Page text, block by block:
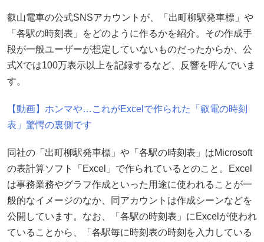
叡山電車の公式SNSアカウントが、「出町柳駅発車標」や
「各駅の時刻表」をどのように作るかを紹介。その作成手
段が一般ユーザーが想定していないものだったからか、公
式Xでは100万表示以上を記録するなど、反響を呼んでいま
す。
【動画】ホンマや…これがExcelで作られた「叡電の時刻
表」驚愕の裏側です
同社の「出町柳駅発車標」や「各駅の時刻表」はMicrosoft
の表計算ソフト「Excel」で作られているとのこと。Excel
は事務業務やグラフ作成といった用途に使われることが一
般的なイメージのなか、同アカウントは作成シーンなどを
公開しています。なお、「各駅の時刻表」にExcelが使われ
ていることから、「各駅毎に時刻表の時刻を入力している